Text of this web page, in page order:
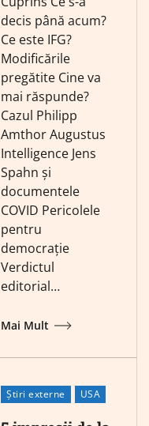
decis până acum?
Ce este IFG?
Modificările
pregătite Cine va
mai răspunde?
Cazul Philipp
Amthor Augustus
Intelligence Jens
Spahn și
documentele
COVID Pericolele
pentru
democrație
Verdictul
editorial…
Mai Mult
Știri externe USA